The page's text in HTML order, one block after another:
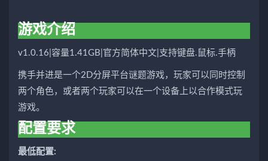
游戏介绍
v1.0.16|容量1.41GB|官方简体中文|支持键盘.鼠标.手柄
携手并进是一个2D分屏平台谜题游戏，玩家可以同时控制
两个角色，或者两个玩家可以在一个设备上以合作模式玩
游戏。
配置要求
最低配置: